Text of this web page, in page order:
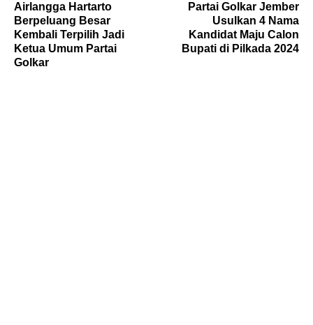
Airlangga Hartarto
Berpeluang Besar
Kembali Terpilih Jadi
Ketua Umum Partai
Golkar
Partai Golkar Jember
Usulkan 4 Nama
Kandidat Maju Calon
Bupati di Pilkada 2024